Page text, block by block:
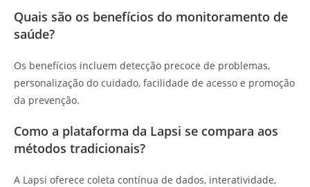
Quais são os benefícios do monitoramento de
saúde?
Os benefícios incluem detecção precoce de problemas,
personalização do cuidado, facilidade de acesso e promoção
da prevenção.
Como a plataforma da Lapsi se compara aos
métodos tradicionais?
A Lapsi oferece coleta contínua de dados, interatividade,